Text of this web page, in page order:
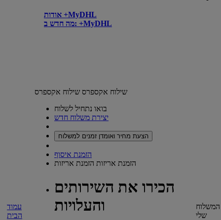
אודות +MyDHL
מה חדש ב: +MyDHL
עמוד
הבית
שילוח אקספרס שילוח אקספרס
בואו נתחיל לשלוח
יצירת משלוח חדש
הצעת מחיר ואומדן זמנים למשלוח
הזמנת איסוף
הזמנת אריזות הזמנת אריזות
הכירו את השירותים
והעלויות
שלי